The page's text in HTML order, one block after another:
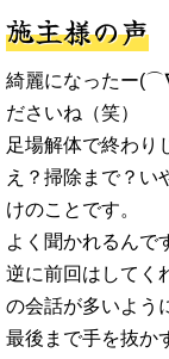
施主様の声
綺麗になったー
ださいね（笑）
足場解体で終わり
え？掃除まで？い
けのことです。
よく聞かれるんで
逆に前回はしてく
の会話が多いよう
最後まで手を抜か